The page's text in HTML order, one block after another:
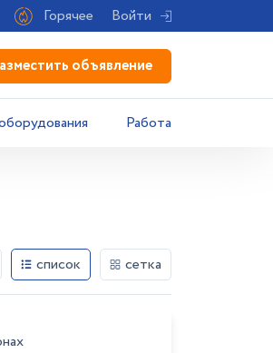
Горячее Войти
объявление
Работа
список сетка